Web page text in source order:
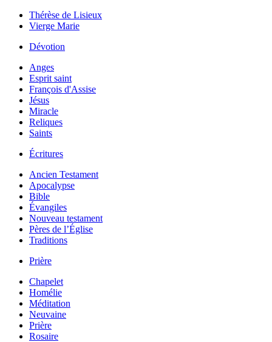
Thérèse de Lisieux
Vierge Marie
Dévotion
Anges
Esprit saint
François d'Assise
Jésus
Miracle
Reliques
Saints
Écritures
Ancien Testament
Apocalypse
Bible
Évangiles
Nouveau testament
Pères de l’Église
Traditions
Prière
Chapelet
Homélie
Méditation
Neuvaine
Prière
Rosaire